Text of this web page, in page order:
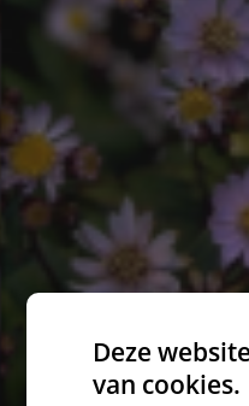
Deze
van cookies.